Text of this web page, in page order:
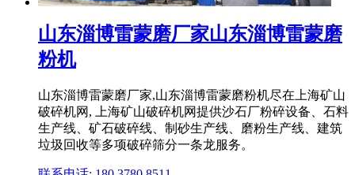
山东淄博雷蒙磨厂家山东淄博雷蒙磨
粉机
山东淄博雷蒙磨厂家,山东淄博雷蒙磨粉机尽在上海矿山
破碎机网, 上海矿山破碎机网提供沙石厂粉碎设备、石料
生产线、矿石破碎线、制砂生产线、磨粉生产线、建筑
垃圾回收等多项破碎筛分一条龙服务。